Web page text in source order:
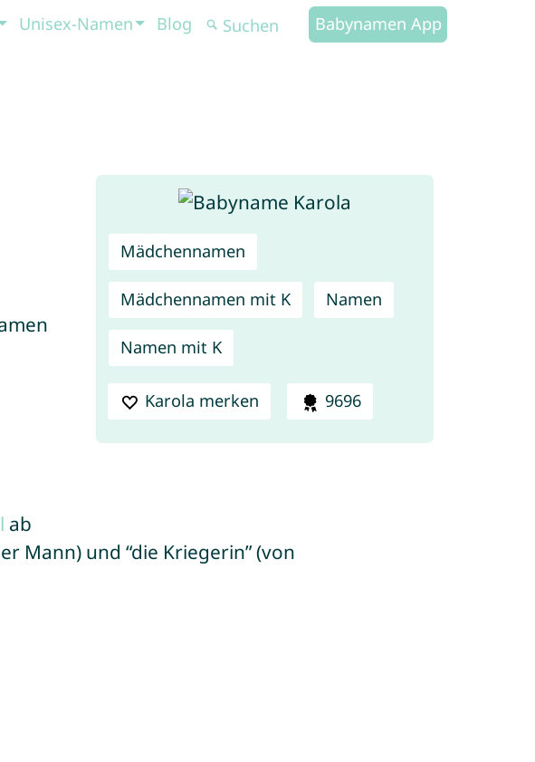
Unisex-Namen Blog Babynamen App
Mädchennamen
Mädchennamen mit K Namen
Namen mit K
Karola merken 9696
ab
Mann) und “die Kriegerin” (von